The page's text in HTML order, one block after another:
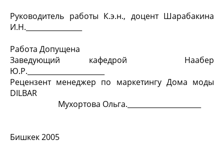
Руководитель работы К.э.н., доцент Шарабакина
И.Н.________________
Работа Допущена
Заведующий кафедрой Наабер
Ю.Р.______________________
Рецензент менеджер по маркетингу Дома моды
DILBAR
Мухортова Ольга._____________________
Бишкек 2005